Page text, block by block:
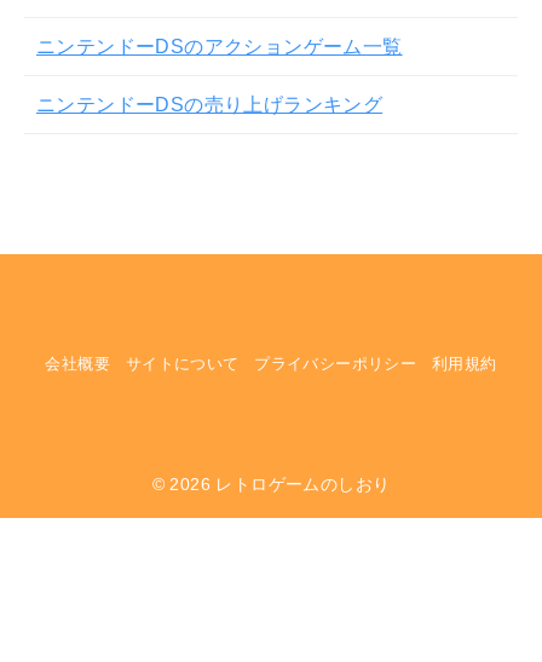
ニンテンドーDSのアクションゲーム一覧
ニンテンドーDSの売り上げランキング
会社概要 サイトについて プライバシーポリシー 利用規約
© 2026 レトロゲームのしおり